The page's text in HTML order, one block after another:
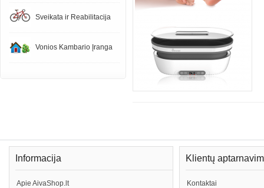
Sveikata ir Reabilitacija
Vonios Kambario Įranga
Informacija
Apie AivaShop.lt
Klientų
Kontaktai